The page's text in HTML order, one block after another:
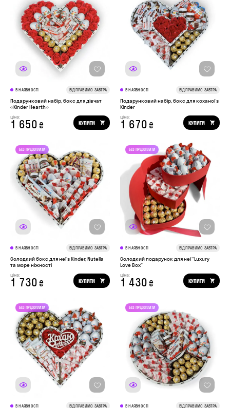
В НАЯВНОСТІ ВІДПРАВИМО ЗАВТРА
Подарунковий набір, бокс для дівчат
«Kinder Hearth»
ціна:
1 650 ₴ КУПИТИ
В НАЯВНОСТІ ВІДПРАВИМО ЗАВТРА
Подарунковий набір, бокс для коханої з
Kinder
ціна:
1 670 ₴ КУПИТИ
В НАЯВНОСТІ ВІДПРАВИМО ЗАВТРА
Солодкий бокс для неї з Kinder, Nutella
та море ніжності
ціна:
1 730 ₴ КУПИТИ
В НАЯВНОСТІ ВІДПРАВИМО ЗАВТРА
Солодкий подарунок для неї “Luxury
Love Box”
ціна:
1 430 ₴ КУПИТИ
В НАЯВНОСТІ ВІДПРАВИМО ЗАВТРА В НАЯВНОСТІ ВІДПРАВИМО ЗАВТРА